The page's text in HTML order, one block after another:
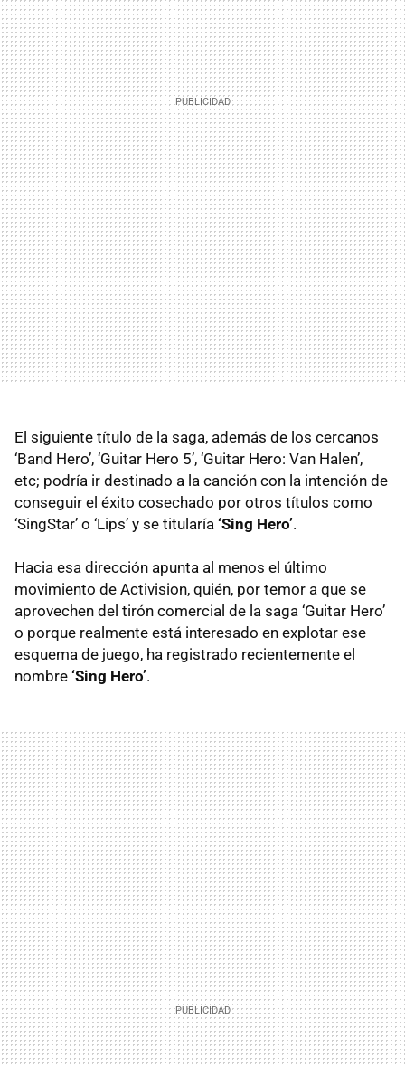
El siguiente título de la saga, además de los cercanos
‘Band Hero’, ‘Guitar Hero 5’, ‘Guitar Hero: Van Halen’,
etc; podría ir destinado a la canción con la intención de
conseguir el éxito cosechado por otros títulos como
‘SingStar’ o ‘Lips’ y se titularía ‘Sing Hero’.
Hacia esa dirección apunta al menos el último
movimiento de Activision, quién, por temor a que se
aprovechen del tirón comercial de la saga ‘Guitar Hero’
o porque realmente está interesado en explotar ese
esquema de juego, ha registrado recientemente el
nombre ‘Sing Hero’.